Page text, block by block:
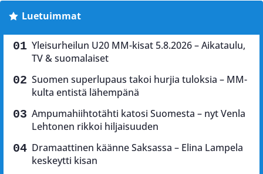
Luetuimmat
Yleisurheilun U20 MM-kisat 5.8.2026 – Aikataulu,
TV & suomalaiset
Suomen superlupaus takoi hurjia tuloksia – MM-
kulta entistä lähempänä
Ampumahiihtotähti katosi Suomesta – nyt Venla
Lehtonen rikkoi hiljaisuuden
Dramaattinen käänne Saksassa – Elina Lampela
keskeytti kisan